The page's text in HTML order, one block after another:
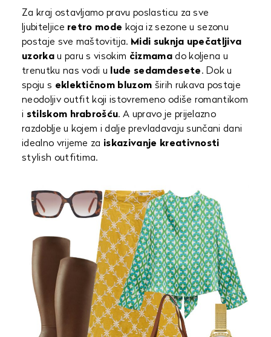
Za kraj ostavljamo pravu poslasticu za sve
ljubiteljice retro mode koja iz sezone u sezonu
postaje sve maštovitija. Midi suknja upečatljiva
uzorkau paru s visokim čizmamado koljena u
trenutku nas vodi u
lude sedamdesete. Dok u
spoju s eklektičnom bluzom širih rukava postaje
neodoljiv outfit koji istovremeno odiše romantikom
i stilskom hrabrošću. A upravo je prijelazno
razdoblje u kojem i dalje prevladavaju sunčani dani
idealno vrijeme za iskazivanje kreativnosti
stylish outfitima.